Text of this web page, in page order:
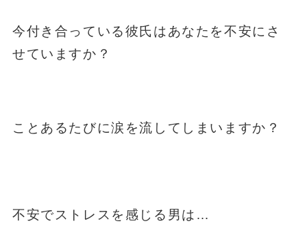
今付き合っている彼氏はあなたを不安にさ
せていますか？
ことあるたびに涙を流してしまいますか？
不安でストレスを感じる男は…